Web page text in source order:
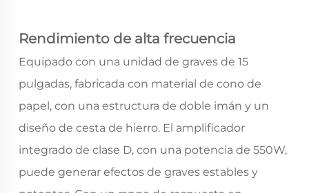
Rendimiento de alta frecuencia
Equipado con una unidad de graves de 15
pulgadas, fabricada con material de cono de
papel, con una estructura de doble imán y un
diseño de cesta de hierro. El amplificador
integrado de clase D, con una potencia de 550W,
puede generar efectos de graves estables y